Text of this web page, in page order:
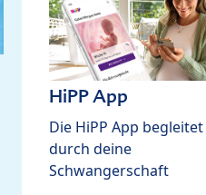
HiPP App
Die HiPP App
durch deine
Schwangerschaft